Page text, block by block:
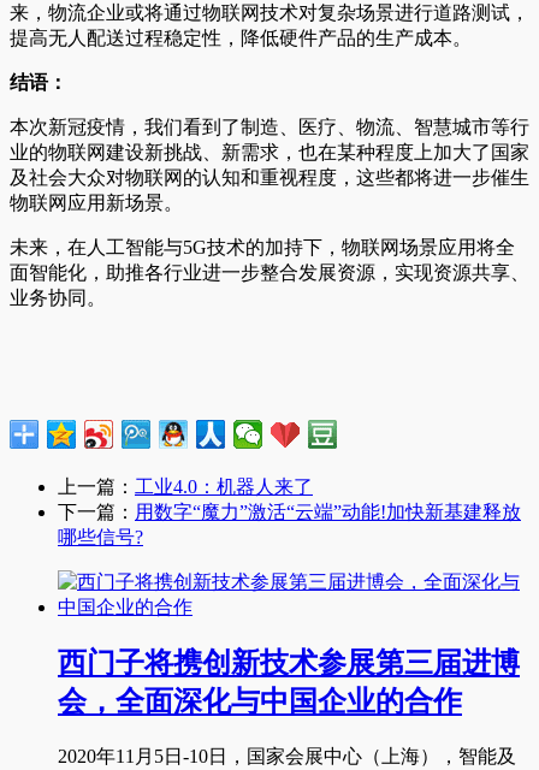
来，物流企业或将通过物联网技术对复杂场景进行道路测试，
提高无人配送过程稳定性，降低硬件产品的生产成本。
结语：
本次新冠疫情，我们看到了制造、医疗、物流、智慧城市等行
业的物联网建设新挑战、新需求，也在某种程度上加大了国家
及社会大众对物联网的认知和重视程度，这些都将进一步催生
物联网应用新场景。
未来，在人工智能与5G技术的加持下，物联网场景应用将全
面智能化，助推各行业进一步整合发展资源，实现资源共享、
业务协同。
上一篇： 工业4.0：机器人来了
下一篇： 用数字“魔力”激活“云端”动能!加快新基建释放
哪些信号?
西门子将携创新技术参展第三届进博
会，全面深化与中国企业的合作
2020年11月5日-10日，国家会展中心（上海），智能及